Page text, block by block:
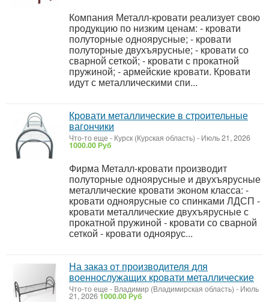
Компания Металл-кровати реализует свою
продукцию по низким ценам: - кровати
полуторные одноярусные; - кровати
полуторные двухъярусные; - кровати со
сварной сеткой; - кровати с прокатной
пружиной; - армейские кровати. Кровати
идут с металлическими спи...
Кровати металлические в строительные
вагончики
Что-то еще - Курск (Курская область) - Июль 21, 2026
1000.00 Руб
Фирма Металл-кровати производит
полуторные одноярусные и двухъярусные
металлические кровати эконом класса: -
кровати одноярусные со спинками ЛДСП -
кровати металлические двухъярусные с
прокатной пружиной - кровати со сварной
сеткой - кровати одноярус...
На заказ от производителя для
военнослужащих кровати металлические
Что-то еще - Владимир (Владимирская область) - Июль
21, 20261000.00 Руб